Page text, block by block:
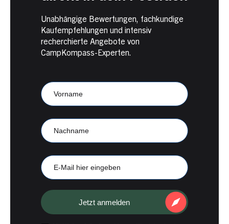
Unabhängige Bewertungen, fachkundige
Kaufempfehlungen und intensiv
recherchierte Angebote von
CampKompass-Experten.
CampKompass
Vorname
Nachname
Mail
Jetzt anmelden